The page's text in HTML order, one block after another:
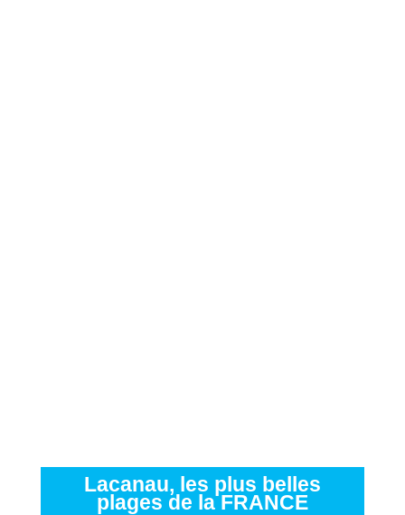
Lacanau, les plus belles
plages de la FRANCE